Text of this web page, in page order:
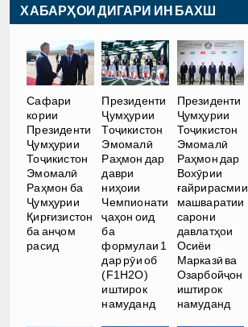
ХАБАРҲОИ ДИГАРИ ИН БАХШ
Сафари
кории
Президенти
Ҷумҳурии
Тоҷикистон
Эмомалӣ
Раҳмон ба
Ҷумҳурии
Қирғизистон
ба анҷом
расид
Президенти
Ҷумҳурии
Тоҷикистон
Эмомалӣ
Раҳмон дар
даври
ниҳоии
Чемпионати
ҷаҳон оид
ба
формулаи 1
дар рӯи об
(F1H2O)
иштирок
намуданд
Президенти
Ҷумҳурии
Тоҷикистон
Эмомалӣ
Раҳмон дар
Вохӯрии
ғайрирасмии
машваратии
сарони
давлатҳои
Осиёи
Марказӣ ва
Озарбойҷон
иштирок
намуданд